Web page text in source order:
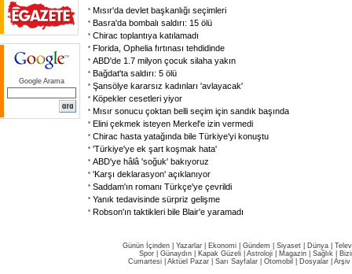
Google Arama
Mısır'da devlet başkanlığı seçimleri
Basra'da bombalı saldırı: 15 ölü
Chirac toplantıya katılamadı
Florida, Ophelia fırtınası tehdidinde
ABD'de 1.7 milyon çocuk silaha yakın
Bağdat'ta saldırı: 5 ölü
Şansölye kararsız kadınları 'avlayacak'
Köpekler cesetleri yiyor
Mısır sonucu çoktan belli seçim için sandık başında
Elini çekmek isteyen Merkel'e izin vermedi
Chirac hasta yatağında bile Türkiye'yi konuştu
'Türkiye'ye ek şart koşmak hata'
ABD'ye hâlâ 'soğuk' bakıyoruz
'Karşı deklarasyon' açıklanıyor
Saddam'ın romanı Türkçe'ye çevrildi
Yanık tedavisinde sürpriz gelişme
Robson'ın taktikleri bile Blair'e yaramadı
Günün İçinden Yazarlar Ekonomi Gündem Siyaset Dünya |
Spor
Günaydın Kapak Güzeli Astroloji Magazin Sağlık
Cumartesi| Aktüel Pazar| Sarı Sayfalar| Otomobil Dosyalar| Arşiv